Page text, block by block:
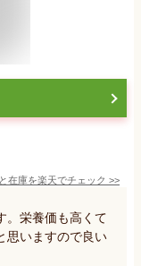
在庫を楽天でチェック >>
。栄養価も高くて
思いますので良い